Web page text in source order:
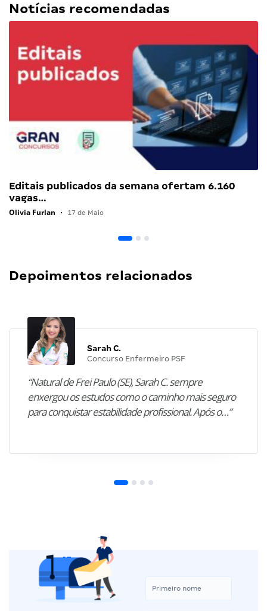
Notícias recomendadas
Editais publicados da semana ofertam 6.160
vagas…
Olivia Furlan • 17 de Maio
Depoimentos relacionados
Sarah C.
Concurso Enfermeiro PSF
“Natural de Frei Paulo (SE), Sarah C. sempre
enxergou os estudos como o caminho mais seguro
para conquistar estabilidade profissional. Após o…”